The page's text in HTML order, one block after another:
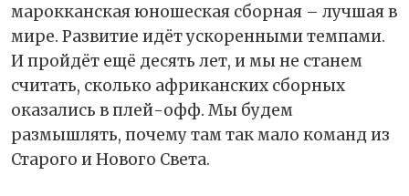
марокканская юношеская сборная – лучшая в
мире. Развитие идёт ускоренными темпами.
И пройдёт ещё десять лет, и мы не станем
считать, сколько африканских сборных
оказались в плей-офф. Мы будем
размышлять, почему там так мало команд из
Старого и Нового Света.